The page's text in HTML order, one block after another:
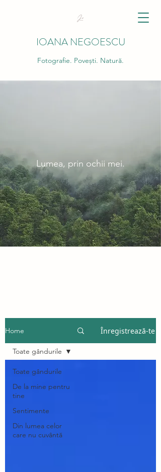
IOANA NEGOESCU
Fotografie. Povești. Natură.
Lumea, prin ochii mei.
Home Înregistrează-te
Toate gândurile
De la mine pentru
tine
Sentimente
Din lumea celor
care nu cuvântă
Toate gândurile